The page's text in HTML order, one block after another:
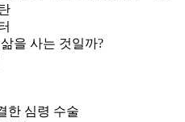
을 사는 것일까?
한 심령 수술